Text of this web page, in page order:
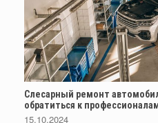
Слесарный ремонт
обратиться к
15.10.2024